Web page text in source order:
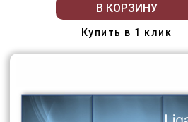
В КОРЗИНУ
Купить в 1 клик